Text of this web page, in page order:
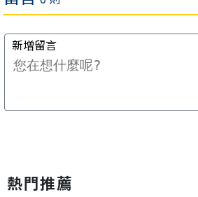
熱門推薦